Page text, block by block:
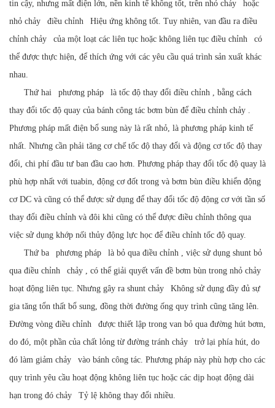
tin cậy, nhưng mất điện lớn, nền kinh tế không tốt, trên nhỏ chảy
hoặc
nhỏ chảy điều chỉnh
Hiệu ứng không tốt. Tuy nhiên, van đầu ra điều
chỉnh chảy của một loạt các liên tục hoặc không liên tục điều chỉnh
có
thể được thực hiện, để thích ứng với các yêu cầu quá trình sản xuất khác
nhau.
Thứ hai
phương pháp là tốc độ thay đổi điều chỉnh , bằng cách
thay đổi tốc độ quay của bánh công tác bơm bùn để điều chỉnh chảy .
Phương pháp mất điện bổ sung này là rất nhỏ, là phương pháp kinh tế
nhất. Nhưng cần phải tăng cơ chế tốc độ thay đổi và động cơ tốc độ thay
đổi, chi phí đầu tư ban đầu cao hơn. Phương pháp thay đổi tốc độ quay là
phù hợp nhất với tuabin, động cơ đốt trong và bơm bùn điều khiển động
cơ DC và cũng có thể được sử dụng để thay đổi tốc độ động cơ với tần số
thay đổi điều chỉnh và đôi khi cũng có thể được điều chỉnh thông qua
việc sử dụng khớp nối thủy động lực học để điều chỉnh tốc độ quay.
Thứ ba
phương pháp là bỏ qua điều chỉnh , việc sử dụng shunt bỏ
qua điều chỉnh chảy , có thể giải quyết vấn đề bơm bùn trong nhỏ chảy
hoạt động liên tục. Nhưng gây ra shunt chảy
Không sử dụng đầy đủ sự
gia tăng tổn thất bổ sung, đồng thời đường ống quy trình cũng tăng lên.
Đường vòng điều chỉnh
được thiết lập trong van bỏ qua đường hút bơm,
do đó, một phần của chất lỏng từ đường tránh chảy
trở lại phía hút, do
đó làm giảm chảy
vào bánh công tác. Phương pháp này phù hợp cho các
quy trình yêu cầu hoạt động không liên tục hoặc các dịp hoạt động dài
hạn trong đó chảy
Tỷ lệ không thay đổi nhiều.